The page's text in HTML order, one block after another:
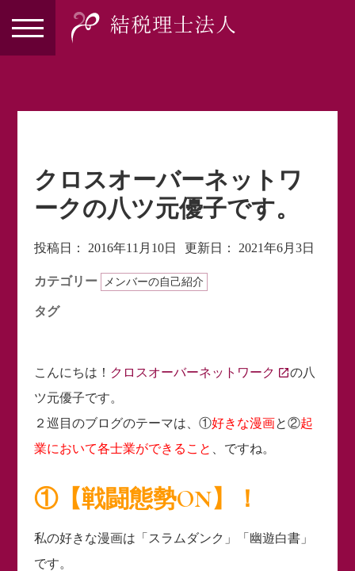
クロスオーバーネットワ
ークの八ツ元優子です。
投稿日： 2016年11月10日 更新日： 2021年6月3日
カテゴリー メンバーの自己紹介
タグ
こんにちは！ クロスオーバーネットワーク
の八
ツ元優子です。
２巡目のブログのテーマは、①好きな漫画と②起
業において各士業ができること
、ですね。
①【戦闘態勢ON】！
私の好きな漫画は「スラムダンク」「幽遊白書」
です。